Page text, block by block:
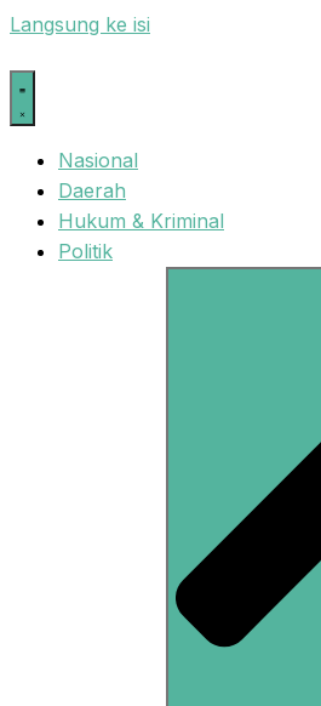
Langsung ke isi
Nasional
Daerah
Hukum & Kriminal
Politik